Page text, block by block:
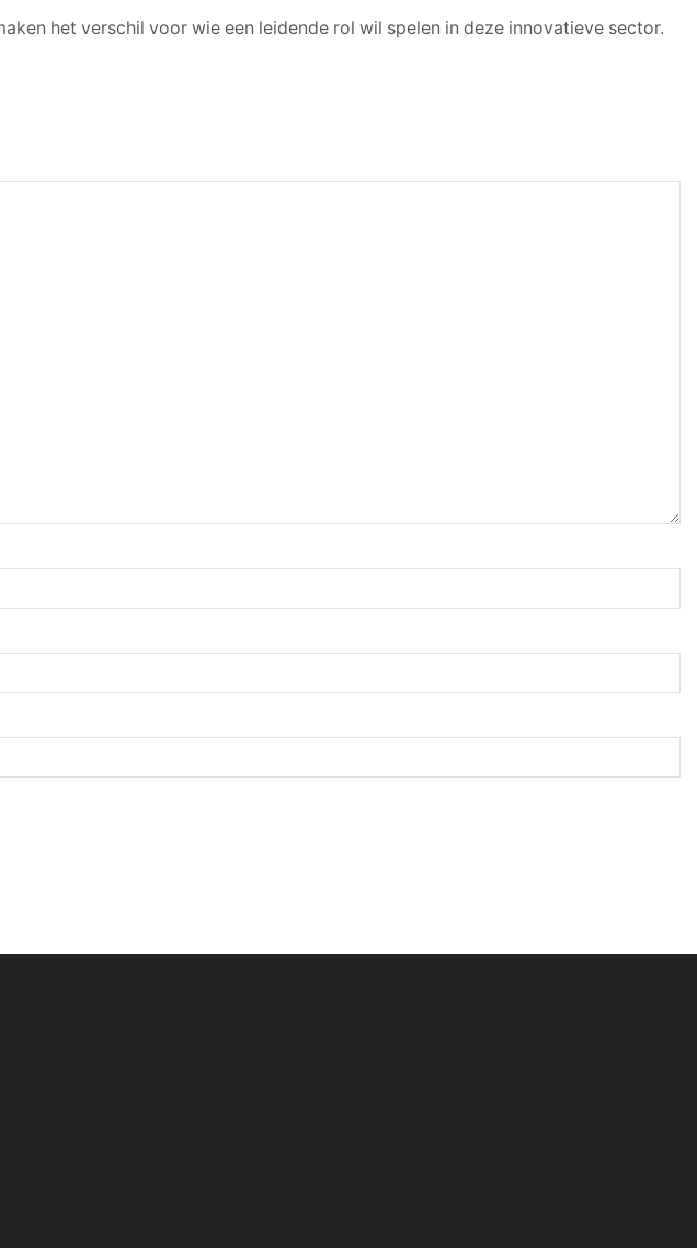
het verschil voor wie een leidende rol wil spelen in deze innovatieve sector.